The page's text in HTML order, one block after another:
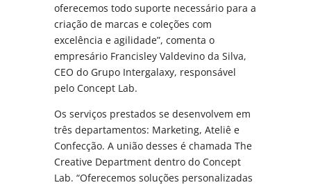
oferecemos todo suporte necessário para a
criação de marcas e coleções com
excelência e agilidade”, comenta o
empresário Francisley Valdevino da Silva,
CEO do Grupo Intergalaxy, responsável
pelo Concept Lab.
Os serviços prestados se desenvolvem em
três departamentos: Marketing, Ateliê e
Confecção. A união desses é chamada The
Creative Department dentro do Concept
Lab. “Oferecemos soluções personalizadas